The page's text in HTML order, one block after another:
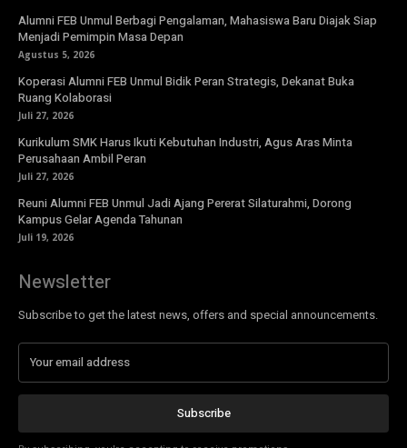
Alumni FEB Unmul Berbagi Pengalaman, Mahasiswa Baru Diajak Siap
Menjadi Pemimpin Masa Depan
Agustus 5, 2026
Koperasi Alumni FEB Unmul Bidik Peran Strategis, Dekanat Buka
Ruang Kolaborasi
Juli 27, 2026
Kurikulum SMK Harus Ikuti Kebutuhan Industri, Agus Aras Minta
Perusahaan Ambil Peran
Juli 27, 2026
Reuni Alumni FEB Unmul Jadi Ajang Pererat Silaturahmi, Dorong
Kampus Gelar Agenda Tahunan
Juli 19, 2026
Newsletter
Subscribe to get the latest news, offers and special announcements.
Subscribe